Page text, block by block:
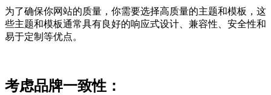
为了确保你网站的质量，你需要选择高质量的主题和模板，这
些主题和模板通常具有良好的响应式设计、兼容性、安全性和
易于定制等优点。
考虑品牌一致性：